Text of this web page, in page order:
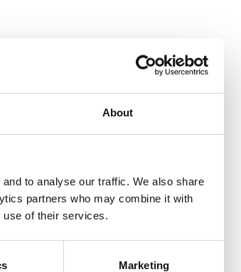
About
to analyse our traffic. We also share
partners who may combine it with
use of their services.
Marketing